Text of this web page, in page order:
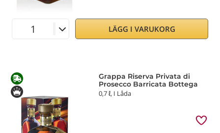
LÄGG I VARUKORG
Grappa Riserva Privata di
Prosecco Barricata Bottega
0,7 ℓ, I Låda